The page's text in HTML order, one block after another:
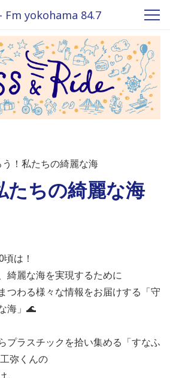
Fm yokohama 84.7
！私たちの綺麗な海
たちの綺麗な海
は！
綺麗な海を実現するために
つわる様々な情報をお届けする「守
海」🌊
プラスチックを拾い集める「すなふ
弥くんの